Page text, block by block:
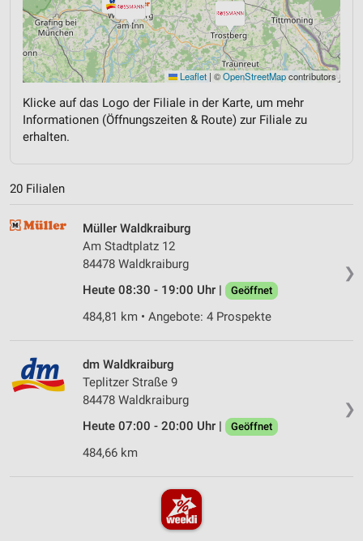
Leaflet | ©OpenStreetMapcontributors
Klicke auf das Logo der Filiale in der Karte, um mehr
Informationen (Öffnungszeiten & Route) zur Filiale zu
erhalten.
20 Filialen
❯
Müller Waldkraiburg
Am Stadtplatz 12
84478 Waldkraiburg
Heute 08:30 - 19:00 Uhr |
Geöffnet
484,81 km • Angebote: 4 Prospekte
❯
dm Waldkraiburg
Teplitzer Straße 9
84478 Waldkraiburg
Heute 07:00 - 20:00 Uhr |
Geöffnet
484,66 km